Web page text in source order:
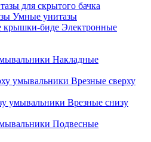
для скрытого бачка
Умные унитазы
Электронные
Накладные
Врезные сверху
Врезные снизу
Подвесные